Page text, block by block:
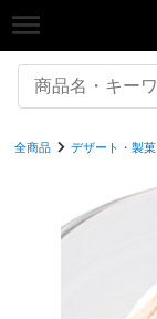
全商品 デザート・製菓